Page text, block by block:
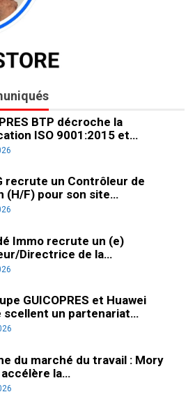
BTP décroche la
ISO 9001:2015 et…
recrute un Contrôleur de
(H/F) pour son site…
Immo recrute un (e)
Directrice de la…
GUICOPRES et Huawei
scellent un partenariat…
du marché du travail : Mory
accélère la…